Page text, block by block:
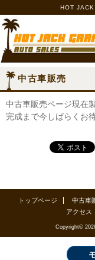
HOT JACK
中古車販売
中古車販売ページ現在
完成まで今しばらくお
トップページ 中古車
アクセス
Copyright©